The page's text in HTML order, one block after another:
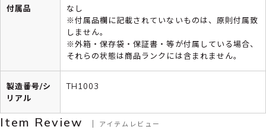
付属品
なし
※付属品欄に記載されていないものは、原則付属致
しません。
※外箱・保存袋・保証書・等が付属している場合、
それらの状態は商品ランクには含まれません。
製造番号/シ
リアル
TH1003
Item Review アイテムレビュー